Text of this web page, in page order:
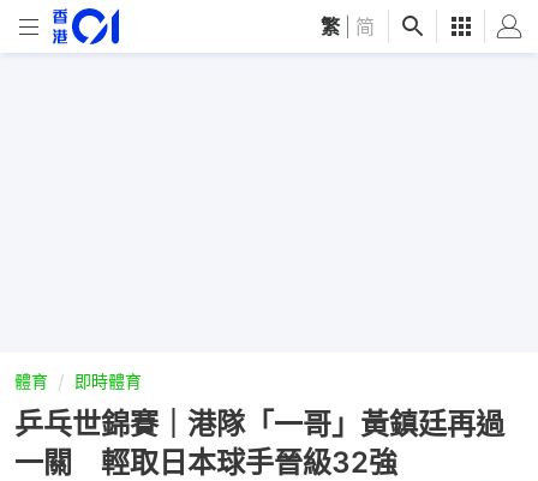
繁 简
體育 即時體育
乒乓世錦賽｜港隊「一哥」黃鎮廷再過
一關 輕取日本球手晉級32強